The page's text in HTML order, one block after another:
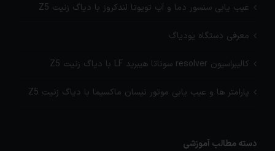
عیب یابی سنسور دما و آب تویوتا لندکروز با دیاگ زنیت Z5
معرفی دستگاه یودیاگ
کالیبراسیون resolver سوناتا هیبرید LF با دیاگ زنیت Z5
پارامتر ها و عیب یابی موتور نیسان ماکسیما با دیاگ زنیت Z5
دسته مطالب آموزشی